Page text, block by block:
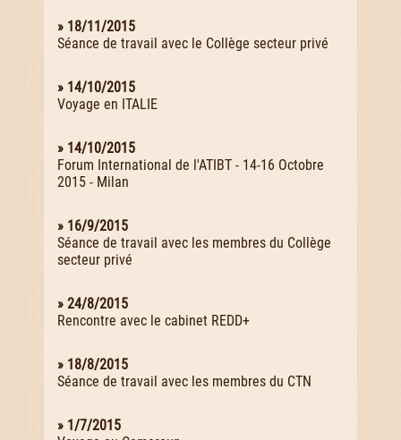
» 18/11/2015
Séance de travail avec le Collège secteur privé
» 14/10/2015
Voyage en ITALIE
» 14/10/2015
Forum International de l'ATIBT - 14-16 Octobre
2015 - Milan
» 16/9/2015
Séance de travail avec les membres du Collège
secteur privé
» 24/8/2015
Rencontre avec le cabinet REDD+
» 18/8/2015
Séance de travail avec les membres du CTN
» 1/7/2015